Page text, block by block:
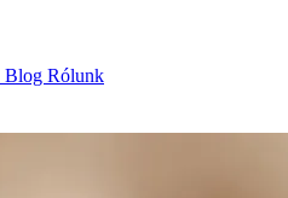
Blog Rólunk